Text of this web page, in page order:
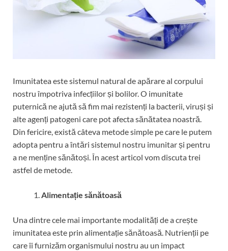
Imunitatea este sistemul natural de apărare al corpului
nostru împotriva infecțiilor și bolilor. O imunitate
puternică ne ajută să fim mai rezistenți la bacterii, viruși și
alte agenți patogeni care pot afecta sănătatea noastră.
Din fericire, există câteva metode simple pe care le putem
adopta pentru a întări sistemul nostru imunitar și pentru
a ne menține sănătoși. În acest articol vom discuta trei
astfel de metode.
Alimentație sănătoasă
Una dintre cele mai importante modalități de a crește
imunitatea este prin alimentație sănătoasă. Nutrienții pe
care îi furnizăm organismului nostru au un impact